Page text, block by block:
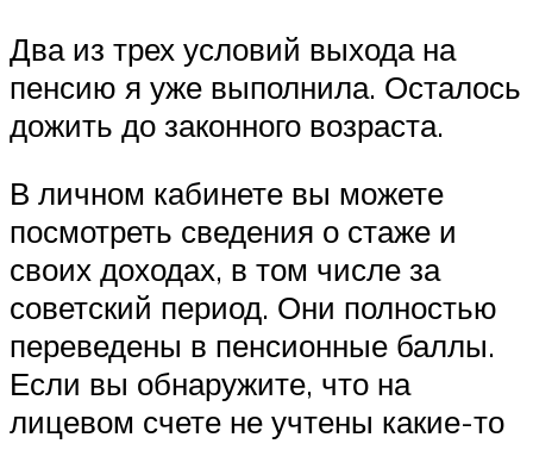
Два из трех условий выхода на
пенсию я уже выполнила. Осталось
дожить до законного возраста.
В личном кабинете вы можете
посмотреть сведения о стаже и
своих доходах, в том числе за
советский период. Они полностью
переведены в пенсионные баллы.
Если вы обнаружите, что на
лицевом счете не учтены какие-то